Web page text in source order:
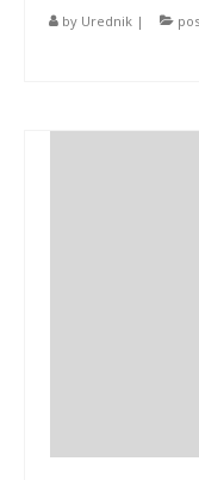
by Urednik |